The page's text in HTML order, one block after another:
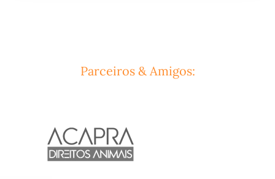
Parceiros & Amigos: